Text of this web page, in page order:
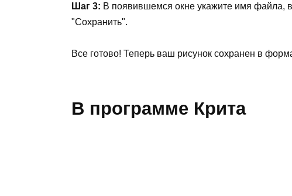
Шаг 3: В появившемся окне укажите имя файла,
"Сохранить".
Все готово! Теперь ваш рисунок сохранен в
В программе Крита